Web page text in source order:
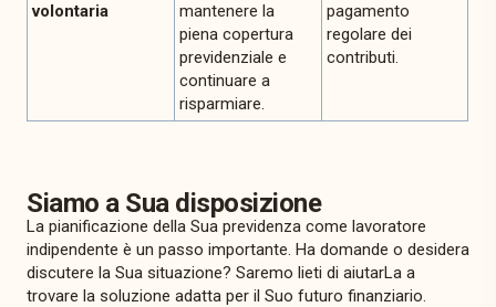
volontaria
mantenere la
piena copertura
previdenziale e
continuare a
risparmiare.
pagamento
regolare dei
contributi.
Siamo a Sua disposizione
La pianificazione della Sua previdenza come lavoratore
indipendente è un passo importante. Ha domande o desidera
discutere la Sua situazione? Saremo lieti di aiutarLa a
trovare la soluzione adatta per il Suo futuro finanziario.